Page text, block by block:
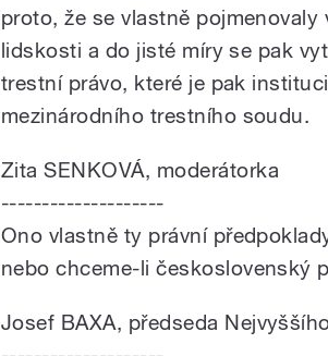
proto, že se vlastně
lidskosti a do jisté míry se pak
trestní právo, které je pak
mezinárodního trestního soudu.
Zita SENKOVÁ, moderátorka
--------------------
Ono vlastně ty právní
nebo chceme-li československý
Josef BAXA, předseda